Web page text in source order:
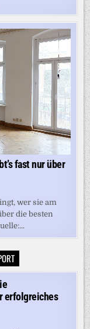
fast nur über
wer sie am
die besten
erfolgreiches